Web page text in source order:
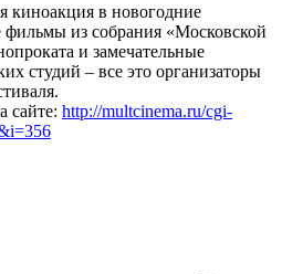
киноакция в новогодние
из собрания «Московской
и замечательные
студий – все это организаторы
сайте: http://multcinema.ru/cgi-